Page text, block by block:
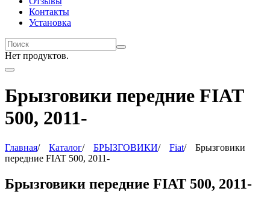
Контакты
Установка
Нет продуктов.
Брызговики передние FIAT
500, 2011-
Главная/ Каталог/ БРЫЗГОВИКИ/ Fiat/
Брызговики
передние FIAT 500, 2011-
Брызговики передние FIAT 500, 2011-